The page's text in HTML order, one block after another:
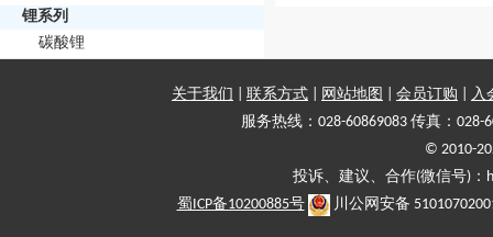
锂系列
碳酸锂
关于我们 联系方式 网站地图 会员订购
入
服务热线：028-60869083 传真：028-
© 2010-
投诉、建议、合作(微信号)
蜀ICP备10200885号
川公网安备